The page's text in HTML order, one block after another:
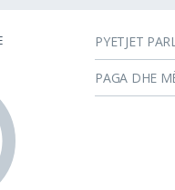
PYETJET
PAGA DHE